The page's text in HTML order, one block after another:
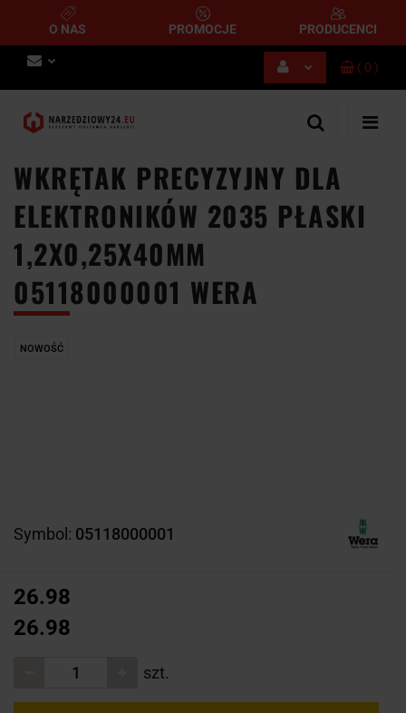
O NAS PROMOCJE PRODUCENCI
( 0 )
WKRĘTAK PRECYZYJNY DLA
ELEKTRONIKÓW 2035 PŁASKI
1,2X0,25X40MM
05118000001 WERA
NOWOŚĆ
Symbol: 05118000001
26.98
26.98
szt.